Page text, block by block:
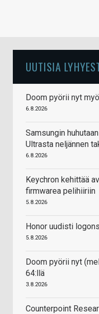
UUTISIA
Doom pyörii nyt
6.8.2026
Samsungin
Ultrasta neljännen
6.8.2026
Keychron kehittää
firmwarea pelihiiriin
5.8.2026
Honor uudisti
5.8.2026
Doom pyörii nyt
64:llä
3.8.2026
Counterpoint